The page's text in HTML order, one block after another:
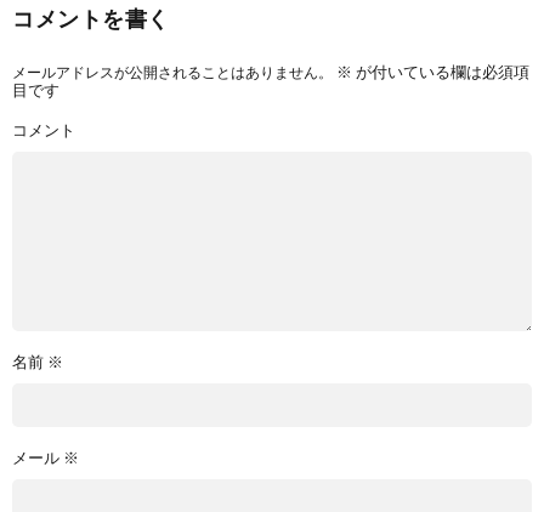
コメントを書く
メールアドレスが公開されることはありません。 ※ が付いている欄は必須項
目です
コメント
名前 ※
メール ※